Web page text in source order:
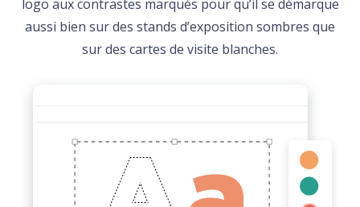
logo aux contrastes marqués pour qu’il se démarque
aussi bien sur des stands d’exposition sombres que
sur des cartes de visite blanches.